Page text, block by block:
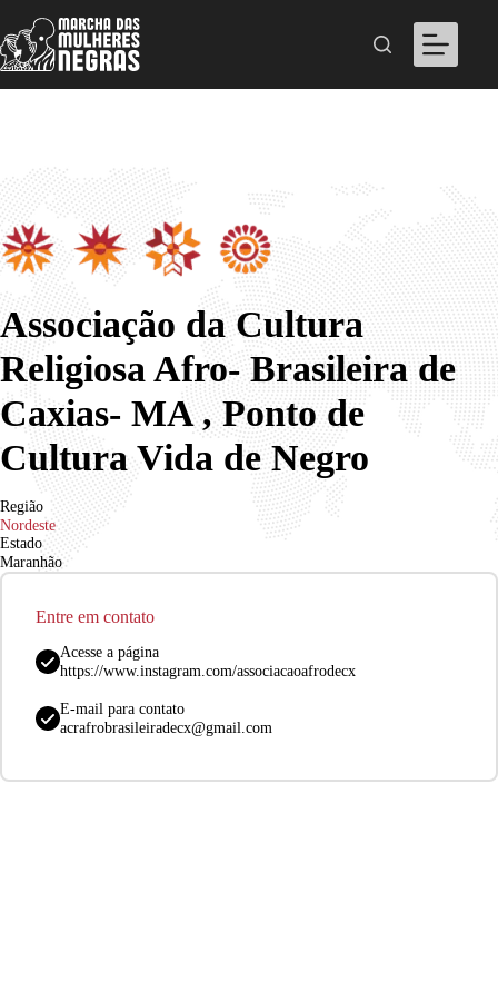
para
o
conteúdo
Associação da Cultura
Religiosa Afro- Brasileira de
Caxias- MA , Ponto de
Cultura Vida de Negro
Região
Nordeste
Estado
Maranhão
Entre em contato
Acesse a página
https://www.instagram.com/associacaoafrodecx
E-mail para contato
acrafrobrasileiradecx@gmail.com